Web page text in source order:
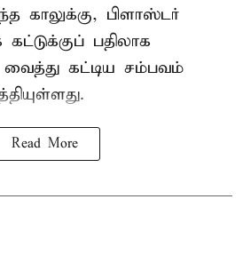
பிளாஸ்டர்
பதிலாக
கட்டிய சம்பவம்
Read More